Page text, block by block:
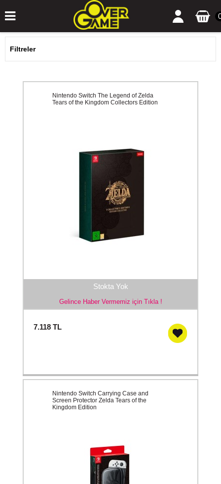
Filtreler
Stokta Yok
Gelince Haber Vermemiz için Tıkla !
Nintendo Switch The Legend of Zelda
Tears of the Kingdom Collectors Edition
7.118 TL
Nintendo Switch Carrying Case and
Screen Protector Zelda Tears of the
Kingdom Edition